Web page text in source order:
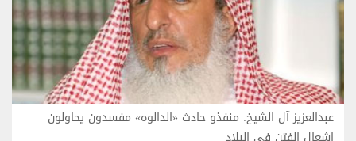
عبدالعزيز آل الشيخ: منفذو حادث «الدالوه» مفسدون يحاولون